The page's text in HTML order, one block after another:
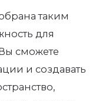
таким
для
сможете
и создавать